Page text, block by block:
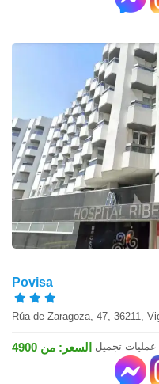
Povisa
عمليات تجميل